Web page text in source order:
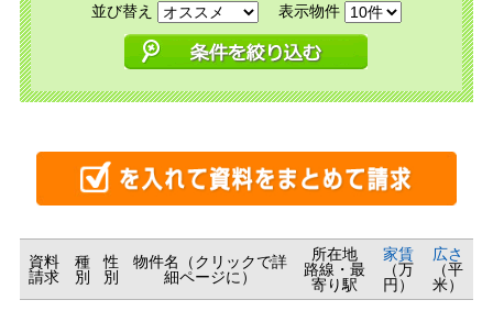
並び替え 表示物件
資料
請求
種
別
性
別
物件名（クリックで詳
細ページに）
所在地
路線・最
寄り駅
家賃
（万
円）
広さ
（平
米）